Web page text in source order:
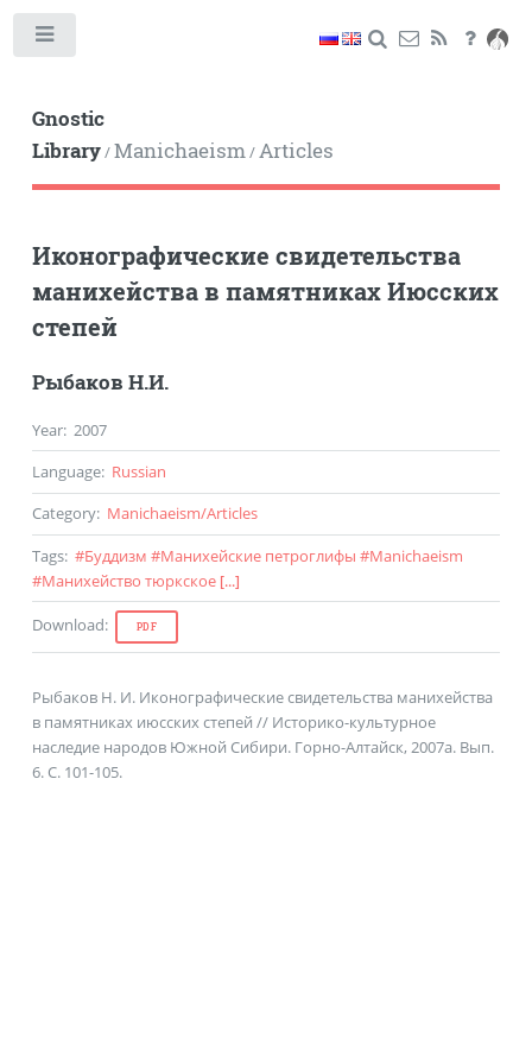
Gnostic
Library/Manichaeism/Articles
Иконографические свидетельства
манихейства в памятниках Июсских
степей
Рыбаков Н.И.
Year: 2007
Language: Russian
Category: Manichaeism/Articles
Tags: #Буддизм #Манихейские петроглифы #Manichaeism
#Манихейство тюркское [...]
Download: PDF
Рыбаков Н. И. Иконографические свидетельства манихейства
в памятниках июсских степей // Историко-культурное
наследие народов Южной Сибири. Горно-Алтайск, 2007а. Вып.
6. С. 101-105.